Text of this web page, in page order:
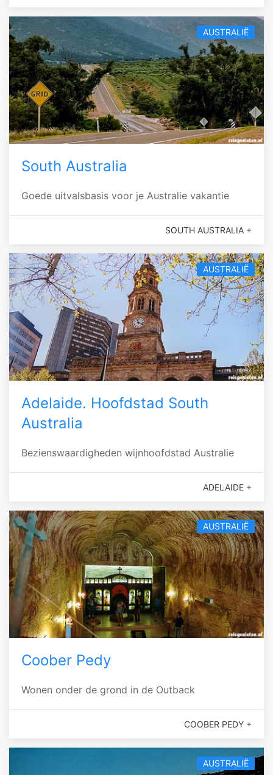
AUSTRALIË
South Australia
Goede uitvalsbasis voor je Australie vakantie
SOUTH AUSTRALIA +
AUSTRALIË
Adelaide. Hoofdstad South
Australia
Bezienswaardigheden wijnhoofdstad Australie
ADELAIDE +
AUSTRALIË
Coober Pedy
Wonen onder de grond in de Outback
COOBER PEDY +
AUSTRALIË